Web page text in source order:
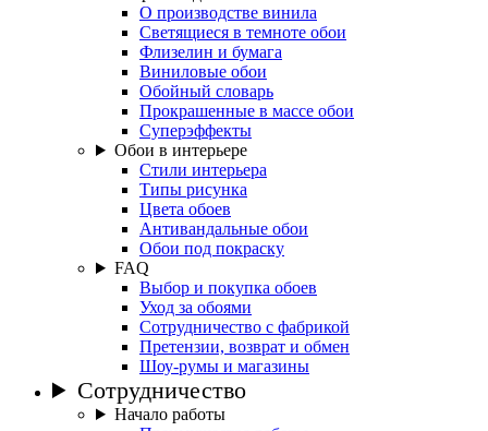
О производстве винила
Светящиеся в темноте обои
Флизелин и бумага
Виниловые обои
Обойный словарь
Прокрашенные в массе обои
Суперэффекты
Обои в интерьере
Стили интерьера
Типы рисунка
Цвета обоев
Антивандальные обои
Обои под покраску
FAQ
Выбор и покупка обоев
Уход за обоями
Сотрудничество с фабрикой
Претензии, возврат и обмен
Шоу-румы и магазины
Сотрудничество
Начало работы